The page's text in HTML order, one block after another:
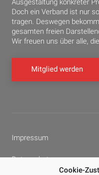
Cookie-
Ausgestaltung konkreter
Doch ein Verband ist nur
tragen. Deswegen
gesamten freien
Wir freuen uns über alle,
Mitglied werden
Impressum
Datenschutz